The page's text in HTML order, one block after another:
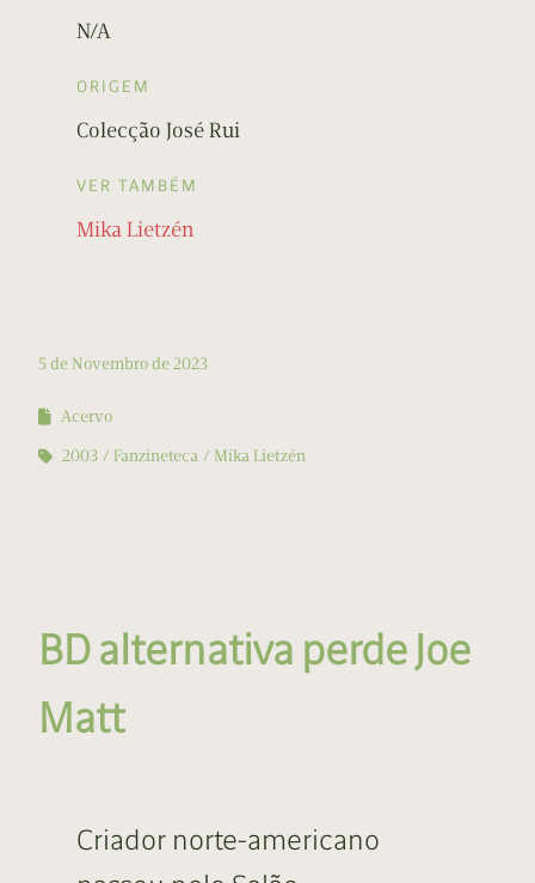
N/A
ORIGEM
Colecção José Rui
VER TAMBÉM
Mika Lietzén
5 de Novembro de 2023
Acervo
2003
Fanzineteca Mika Lietzén
BD alternativa perde Joe
Matt
Criador norte-americano